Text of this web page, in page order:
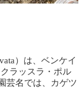
）は、ベンケイ
ラッスラ・ポル
芸名では、カゲツ